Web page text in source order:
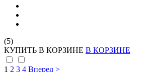
(5)
КУПИТЬ В КОРЗИНЕ В КОРЗИНЕ
1 2 3 4 Вперед >